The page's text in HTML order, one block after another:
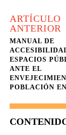
ARTÍCULO
ANTERIOR
MANUAL DE
ESPACIOS
ANTE EL
POBLACIÓN